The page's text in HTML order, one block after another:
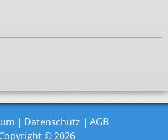
Datenschutz
AGB
© 2026